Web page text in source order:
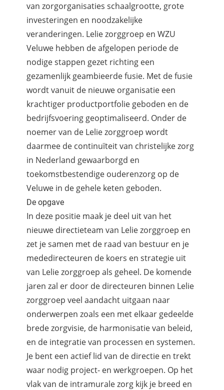
van zorgorganisaties schaalgrootte, grote
investeringen en noodzakelijke
veranderingen. Lelie zorggroep en WZU
Veluwe hebben de afgelopen periode de
nodige stappen gezet richting een
gezamenlijk geambieerde fusie. Met de fusie
wordt vanuit de nieuwe organisatie een
krachtiger productportfolie geboden en de
bedrijfsvoering geoptimaliseerd. Onder de
noemer van de Lelie zorggroep wordt
daarmee de continuïteit van christelijke zorg
in Nederland gewaarborgd en
toekomstbestendige ouderenzorg op de
Veluwe in de gehele keten geboden.
De opgave
In deze positie maak je deel uit van het
nieuwe directieteam van Lelie zorggroep en
zet je samen met de raad van bestuur en je
mededirecteuren de koers en strategie uit
van Lelie zorggroep als geheel. De komende
jaren zal er door de directeuren binnen Lelie
zorggroep veel aandacht uitgaan naar
onderwerpen zoals een met elkaar gedeelde
brede zorgvisie, de harmonisatie van beleid,
en de integratie van processen en systemen.
Je bent een actief lid van de directie en trekt
waar nodig project- en werkgroepen. Op het
vlak van de intramurale zorg kijk je breed en